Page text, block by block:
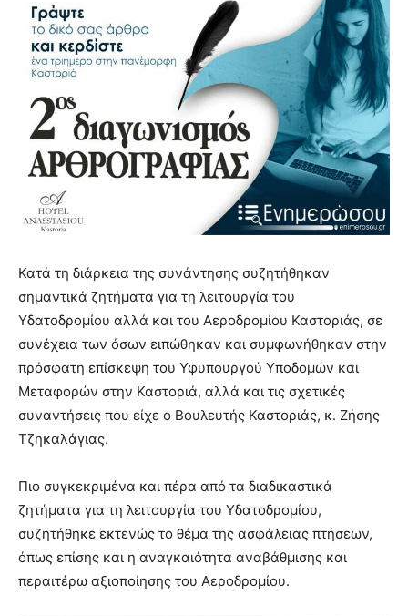
Κατά τη διάρκεια της συνάντησης συζητήθηκαν
σημαντικά ζητήματα για τη λειτουργία του
Υδατοδρομίου αλλά και του Αεροδρομίου Καστοριάς, σε
συνέχεια των όσων ειπώθηκαν και συμφωνήθηκαν στην
πρόσφατη επίσκεψη του Υφυπουργού Υποδομών και
Μεταφορών στην Καστοριά, αλλά και τις σχετικές
συναντήσεις που είχε ο Βουλευτής Καστοριάς, κ. Ζήσης
Τζηκαλάγιας.
Πιο συγκεκριμένα και πέρα από τα διαδικαστικά
ζητήματα για τη λειτουργία του Υδατοδρομίου,
συζητήθηκε εκτενώς το θέμα της ασφάλειας πτήσεων,
όπως επίσης και η αναγκαιότητα αναβάθμισης και
περαιτέρω αξιοποίησης του Αεροδρομίου.